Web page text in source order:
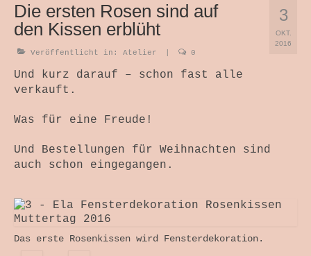
Leben
Arbeiten
Objekt und Raum
Antependium
Werkstattverkauf
3
OKT.
2016
Die ersten Rosen sind auf
den Kissen erblüht
Veröffentlicht in: Atelier 0
Und kurz darauf – schon fast alle
verkauft.
Was für eine Freude!
Und Bestellungen für Weihnachten sind
auch schon eingegangen.
Das erste Rosenkissen wird Fensterdekoration.